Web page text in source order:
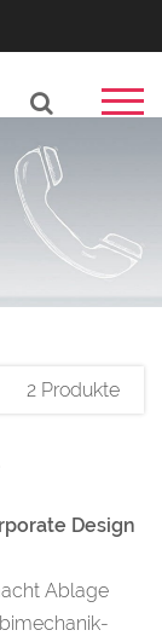
2 Produkte
Design
Ablage